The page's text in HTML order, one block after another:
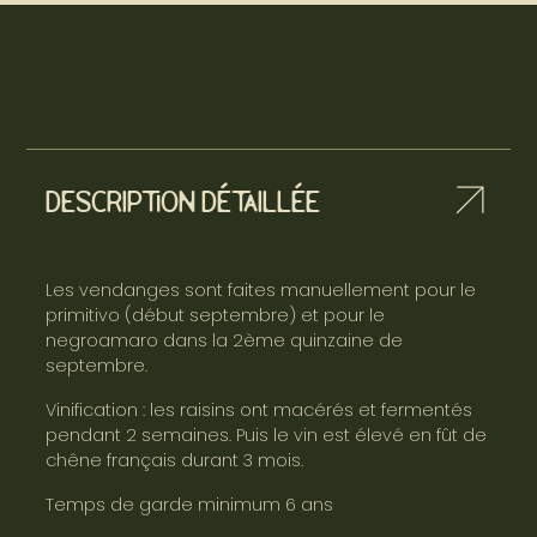
Description détaillée
Les vendanges sont faites manuellement pour le
primitivo (début septembre) et pour le
negroamaro dans la 2ème quinzaine de
septembre.
Vinification : les raisins ont macérés et fermentés
pendant 2 semaines. Puis le vin est élevé en fût de
chêne français durant 3 mois.
Temps de garde minimum 6 ans